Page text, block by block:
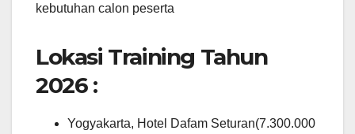
kebutuhan calon peserta
Lokasi Training Tahun
2026 :
Yogyakarta, Hotel Dafam Seturan(7.300.000